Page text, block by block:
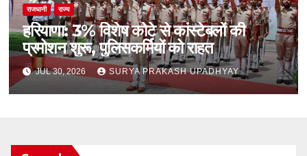
राजधानी राज्य
हरियाणा: 3% विशेष कोटे से कांस्टेबलों की
प्रमोशन शुरू, पुलिसकर्मियों को राहत
JUL 30, 2026 SURYA PRAKASH UPADHYAY